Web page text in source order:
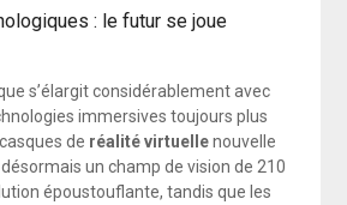
: le futur se joue
s’élargit considérablement avec
immersives toujours plus
de réalité virtuellenouvelle
un champ de vision de 210
époustouflante, tandis que les